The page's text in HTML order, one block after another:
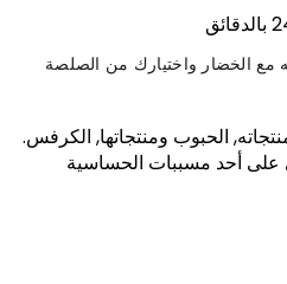
بالدقائق
مع الخضار واختيارك من الصلصة
الحبوب ومنتجاتها, الكرفس.
على أحد مسببات الحساسية